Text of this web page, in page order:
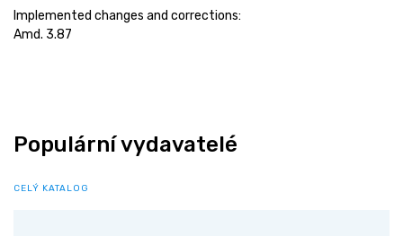
Implemented changes and corrections:
Amd. 3.87
Populární vydavatelé
CELÝ KATALOG